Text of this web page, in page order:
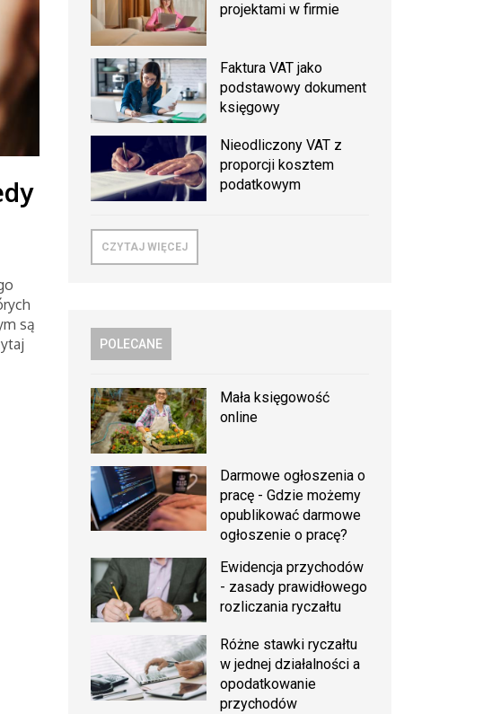
są
projektami w firmie
Faktura VAT jako
podstawowy dokument
księgowy
Nieodliczony VAT z
proporcji kosztem
podatkowym
CZYTAJ WIĘCEJ
POLECANE
Mała księgowość
online
Darmowe ogłoszenia o
pracę - Gdzie możemy
opublikować darmowe
ogłoszenie o pracę?
Ewidencja przychodów
- zasady prawidłowego
rozliczania ryczałtu
Różne stawki ryczałtu
w jednej działalności a
opodatkowanie
przychodów